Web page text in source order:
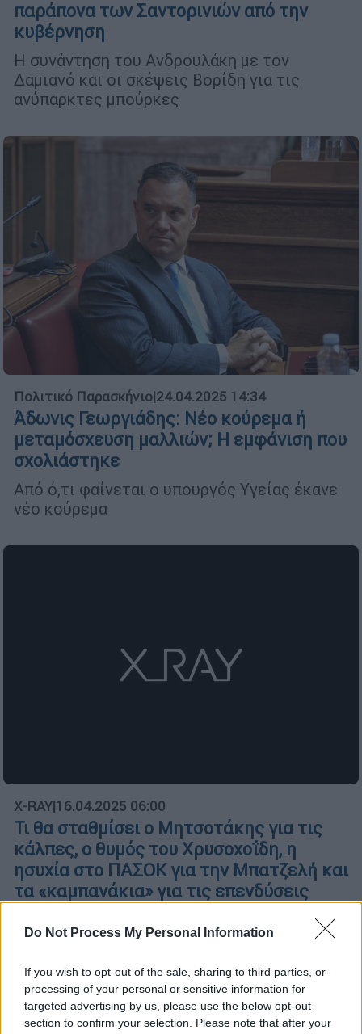
Do Not Process My Personal Information
If you wish to opt-out of the sale, sharing to third parties, or
processing of your personal or sensitive information for
targeted advertising by us, please use the below opt-out
section to confirm your selection. Please note that after your
παράπονα των Σαντορινιών από την
κυβέρνηση
Η συνάντηση του Ανδρουλάκη με τον
Δαμιανό και οι σκέψεις Βορίδη για τις
ανύπαρκτες μπούρκες
Πολιτικό Παρασκήνιο|24.04.2025 14:34
Άδωνις Γεωργιάδης: Νέο κούρεμα ή
μεταμόσχευση μαλλιών; Η εμφάνιση που
σχολιάστηκε
Από ό,τι φαίνεται ο υπουργός Υγείας έκανε
νέο κούρεμα
X-RAY|16.04.2025 06:00
Τι θα σταθμίσει ο Μητσοτάκης για τις
κάλπες, ο θυμός του Χρυσοχοΐδη, η
ησυχία στο ΠΑΣΟΚ για την Μπατζελή και
τα «καμπανάκια» για τις επενδύσεις
Μαρκόπουλος σε συντονιστικές θέσεις, η